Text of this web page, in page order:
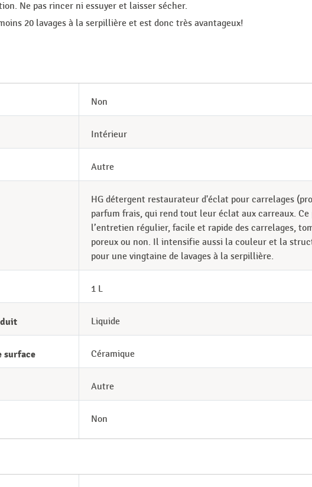
Ne pas rincer ni essuyer et laisser sécher.
20 lavages à la serpillière et est donc très avantageux!
Non
Intérieur
Autre
HG détergent restaurateur d'éclat pour carrelages
parfum frais, qui rend tout leur éclat aux carreaux.
l’entretien régulier, facile et rapide des carrelages,
poreux ou non. Il intensifie aussi la couleur et la
pour une vingtaine de lavages à la serpillière.
1 L
Liquide
surface Céramique
Autre
Non